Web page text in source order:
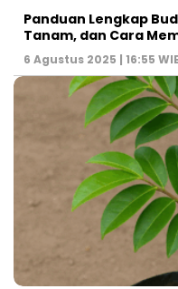
Panduan Lengkap
Tanam, dan Cara
6 Agustus 2025 | 16:55